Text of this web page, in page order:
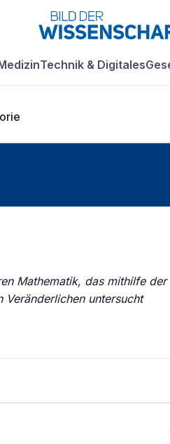
Technik & Digitales
Mathematik, das mithilfe der
untersucht